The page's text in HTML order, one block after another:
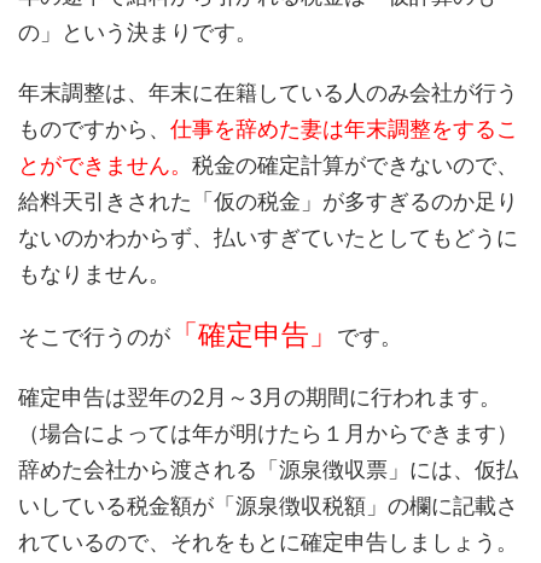
の」という決まりです。
年末調整は、年末に在籍している人のみ会社が行う
ものですから、 仕事を辞めた妻は年末調整をするこ
とができません。 税金の確定計算ができないので、
給料天引きされた「仮の税金」が多すぎるのか足り
ないのかわからず、払いすぎていたとしてもどうに
もなりません。
そこで行うのが 「確定申告」 です。
確定申告は翌年の2月～3月の期間に行われます。
（場合によっては年が明けたら１月からできます）
辞めた会社から渡される「源泉徴収票」には、仮払
いしている税金額が「源泉徴収税額」の欄に記載さ
れているので、それをもとに確定申告しましょう。